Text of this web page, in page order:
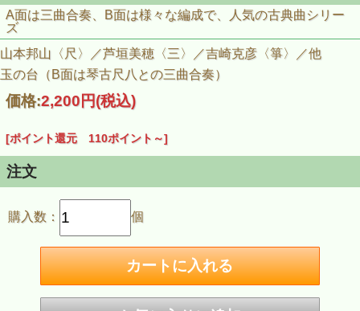
A面は三曲合奏、B面は様々な編成で、人気の古典曲シリー
ズ
山本邦山〈尺〉／芦垣美穂〈三〉／吉崎克彦〈箏〉／他
玉の台（B面は琴古尺八との三曲合奏）
価格:2,200円(税込)
[ポイント還元 110ポイント～]
注文
購入数： 個